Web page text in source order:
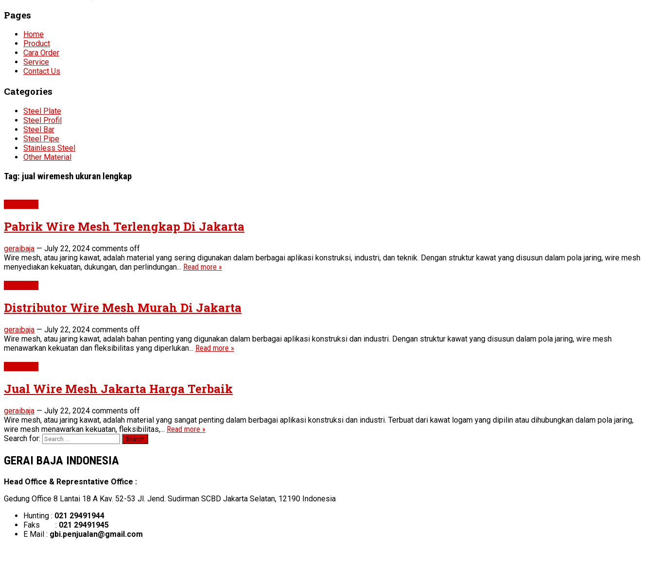
Pages
Home
Product
Cara Order
Service
Contact Us
Categories
Steel Plate
Steel Profil
Steel Bar
Steel Pipe
Stainless Steel
Other Material
Tag: jual wiremesh ukuran lengkap
Pabrik Wire Mesh Terlengkap Di Jakarta
geraibaja — July 22, 2024 comments off
Wire mesh, atau jaring kawat, adalah material yang sering digunakan dalam berbagai aplikasi konstruksi, industri, dan teknik. Dengan struktur kawat yang disusun dalam pola jaring, wire mesh
menyediakan kekuatan, dukungan, dan perlindungan... Read more »
Distributor Wire Mesh Murah Di Jakarta
geraibaja — July 22, 2024 comments off
Wire mesh, atau jaring kawat, adalah bahan penting yang digunakan dalam berbagai aplikasi konstruksi dan industri. Dengan struktur kawat yang disusun dalam pola jaring, wire mesh
menawarkan kekuatan dan fleksibilitas yang diperlukan... Read more »
Jual Wire Mesh Jakarta Harga Terbaik
geraibaja — July 22, 2024 comments off
Wire mesh, atau jaring kawat, adalah material yang sangat penting dalam berbagai aplikasi konstruksi dan industri. Terbuat dari kawat logam yang dipilin atau dihubungkan dalam pola jaring,
wire mesh menawarkan kekuatan, fleksibilitas,... Read more »
Search for:
GERAI BAJA INDONESIA
Head Office & Represntative Office :
Gedung Office 8 Lantai 18 A Kav. 52-53 Jl. Jend. Sudirman SCBD Jakarta Selatan, 12190 Indonesia
Hunting : 021 29491944
Faks : 021 29491945
E Mail : gbi.penjualan@gmail.com